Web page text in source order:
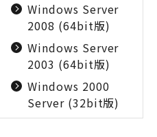
Windows Server
2008 (64bit版)
Windows Server
2003 (64bit版)
Windows 2000
Server (32bit版)